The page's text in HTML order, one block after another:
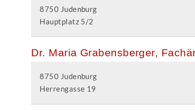
8750 Judenburg
Hauptplatz 5/2
Dr. Maria Grabensberger,
8750 Judenburg
Herrengasse 19